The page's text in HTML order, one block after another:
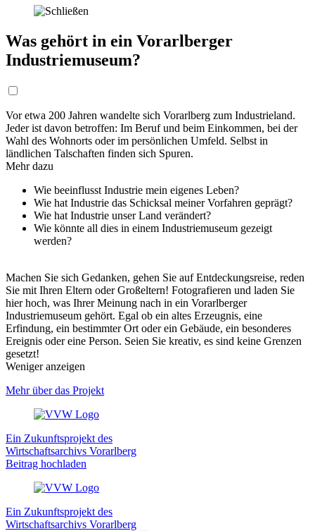
Was gehört in ein Vorarlberger
Industriemuseum?
Vor etwa 200 Jahren wandelte sich Vorarlberg zum Industrieland.
Jeder ist davon betroffen: Im Beruf und beim Einkommen, bei der
Wahl des Wohnorts oder im persönlichen Umfeld. Selbst in
ländlichen Talschaften finden sich Spuren.
Mehr dazu
Wie beeinflusst Industrie mein eigenes Leben?
Wie hat Industrie das Schicksal meiner Vorfahren geprägt?
Wie hat Industrie unser Land verändert?
Wie könnte all dies in einem Industriemuseum gezeigt
werden?
Machen Sie sich Gedanken, gehen Sie auf Entdeckungsreise, reden
Sie mit Ihren Eltern oder Großeltern! Fotografieren und laden Sie
hier hoch, was Ihrer Meinung nach in ein Vorarlberger
Industriemuseum gehört. Egal ob ein altes Erzeugnis, eine
Erfindung, ein bestimmter Ort oder ein Gebäude, ein besonderes
Ereignis oder eine Person. Seien Sie kreativ, es sind keine Grenzen
gesetzt!
Weniger anzeigen
Mehr über das Projekt
Ein Zukunftsprojekt des
Wirtschaftsarchivs Vorarlberg
Beitrag hochladen
Ein Zukunftsprojekt des
Wirtschaftsarchivs Vorarlberg